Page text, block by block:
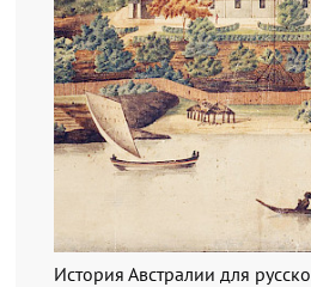
История Австралии для